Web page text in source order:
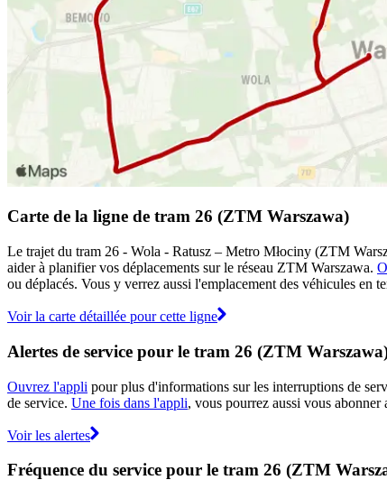
Carte de la ligne de tram 26 (ZTM Warszawa)
Le trajet du tram 26 - Wola - Ratusz – Metro Młociny (ZTM
aider à planifier vos déplacements sur le réseau ZTM Warszawa.
ou déplacés. Vous y verrez aussi l'emplacement des véhicules en
Voir la carte détaillée pour cette ligne
Alertes de service pour le tram 26 (ZTM
Ouvrez l'appli pour plus d'informations sur les interruptions de
de service. Une fois dans l'appli, vous pourrez aussi vous
Voir les alertes
Fréquence du service pour le tram 26 (ZTM